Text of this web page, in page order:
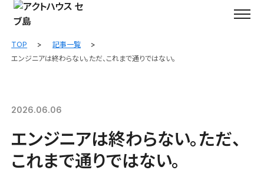
TOP
記事一覧
エンジニアは終わらない。ただ、これまで通りではない。
2026.06.06
エンジニアは終わらない。ただ、
これまで通りではない。